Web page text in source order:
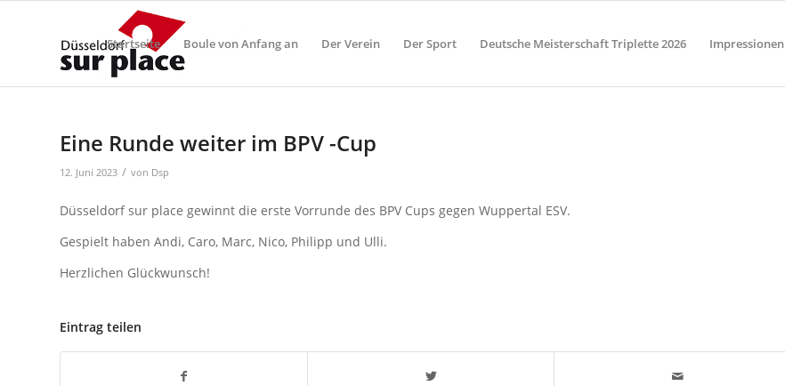
Startseite Boule von Anfang an Der Verein Der Sport Deutsche Meisterschaft Triplette 2026 Impressionen
Eine Runde weiter im BPV -Cup
12. Juni 2023 / von Dsp
Düsseldorf sur place gewinnt die erste Vorrunde des BPV Cups gegen Wuppertal ESV.
Gespielt haben Andi, Caro, Marc, Nico, Philipp und Ulli.
Herzlichen Glückwunsch!
Eintrag teilen